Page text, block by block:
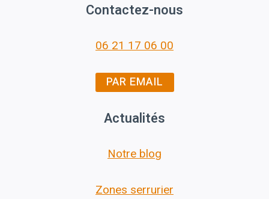
Contactez-nous
06 21 17 06 00
PAR EMAIL
Actualités
Notre blog
Zones serrurier